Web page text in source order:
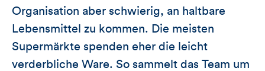
Organisation aber schwierig, an haltbare
Lebensmittel zu kommen. Die meisten
Supermärkte spenden eher die leicht
verderbliche Ware. So sammelt das Team um